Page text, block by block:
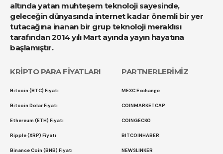
altında yatan muhteşem teknoloji sayesinde,
geleceğin dünyasında internet kadar önemli bir yer
tutacağına inanan bir grup teknoloji meraklısı
tarafından 2014 yılı Mart ayında yayın hayatına
başlamıştır.
KRİPTO PARA FİYATLARI
Bitcoin (BTC) Fiyatı
Bitcoin Dolar Fiyatı
Ethereum (ETH) Fiyatı
Ripple (XRP) Fiyatı
Binance Coin (BNB) Fiyatı
PARTNERLERİMİZ
MEXC Exchange
COINMARKETCAP
COINGECKO
BITCOINHABER
NEWSLINKER